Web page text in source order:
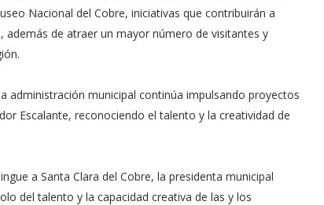
Nacional del Cobre, iniciativas que contribuirán a
además de atraer un mayor número de visitantes y
administración municipal continúa impulsando proyectos
Escalante, reconociendo el talento y la creatividad de
a Santa Clara del Cobre, la presidenta municipal
del talento y la capacidad creativa de las y los